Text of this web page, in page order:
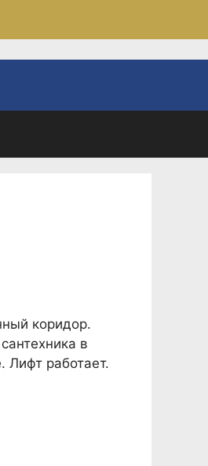
коридор.
в
Лифт работает.